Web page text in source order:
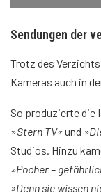
Sendungen der
Trotz des
Kameras auch in
So produzierte die
»Stern TV«und
Studios. Hinzu
»Pocher –
»Denn sie wissen